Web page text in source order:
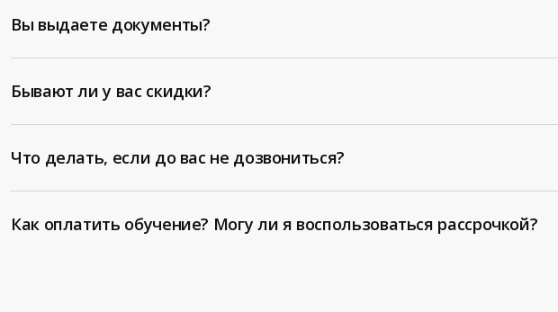
Вы выдаете документы?
Бывают ли у вас скидки?
Что делать, если до вас не дозвониться?
Как оплатить обучение? Могу ли я воспользоваться рассрочкой?